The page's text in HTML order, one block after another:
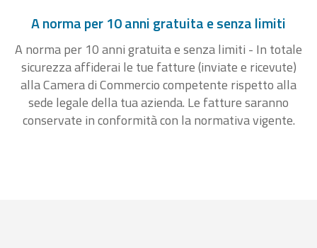
A norma per 10 anni gratuita e senza limiti
A norma per 10 anni gratuita e senza limiti - In totale
sicurezza affiderai le tue fatture (inviate e ricevute)
alla Camera di Commercio competente rispetto alla
sede legale della tua azienda. Le fatture saranno
conservate in conformità con la normativa vigente.